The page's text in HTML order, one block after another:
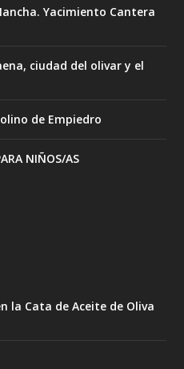
Yacimiento Cantera
ciudad del olivar y el
de Empiedro
NIÑOS/AS
la Cata de Aceite de Oliva